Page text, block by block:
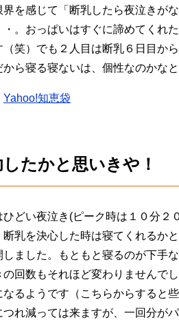
界を感じて「断乳したら夜泣きが
・。おっぱいはすぐに諦めてくれ
（笑）でも２人目は断乳６日目か
から寝る寝ないは、個性なのかなと
Yahoo!知恵袋
したかと思いきや！
ひどい夜泣き(ピーク時は１０分２
断乳を決心した時は寝てくれるか
しました。もともと寝るのが下手
の回数もそれほど変わりませんで
なるようです（こちらからすると
つれ減っては来ますが、一回分が